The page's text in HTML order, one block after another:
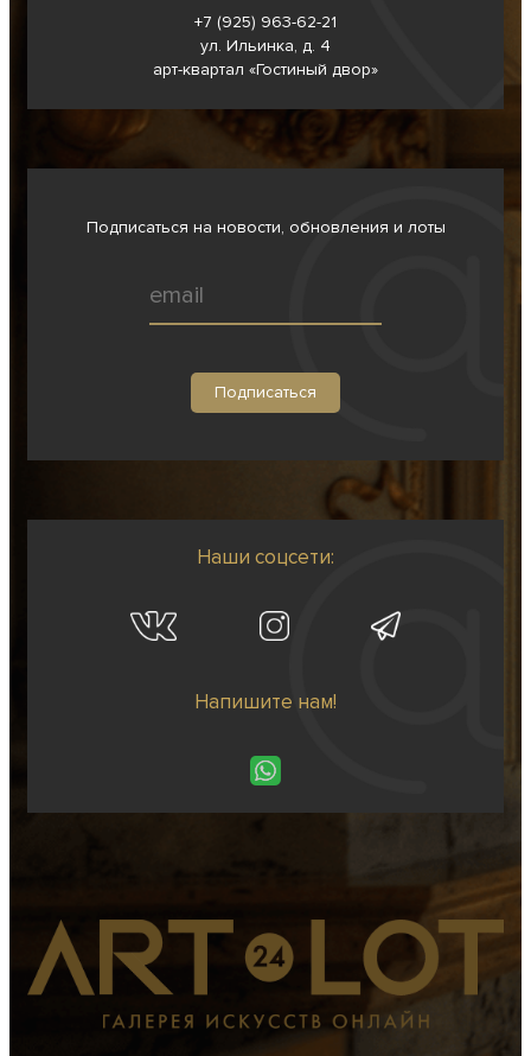
+7 (925) 963-62-21
ул. Ильинка, д. 4
арт-квартал «Гостиный двор»
Подписаться на новости, обновления и лоты
Наши соцсети:
Напишите нам!